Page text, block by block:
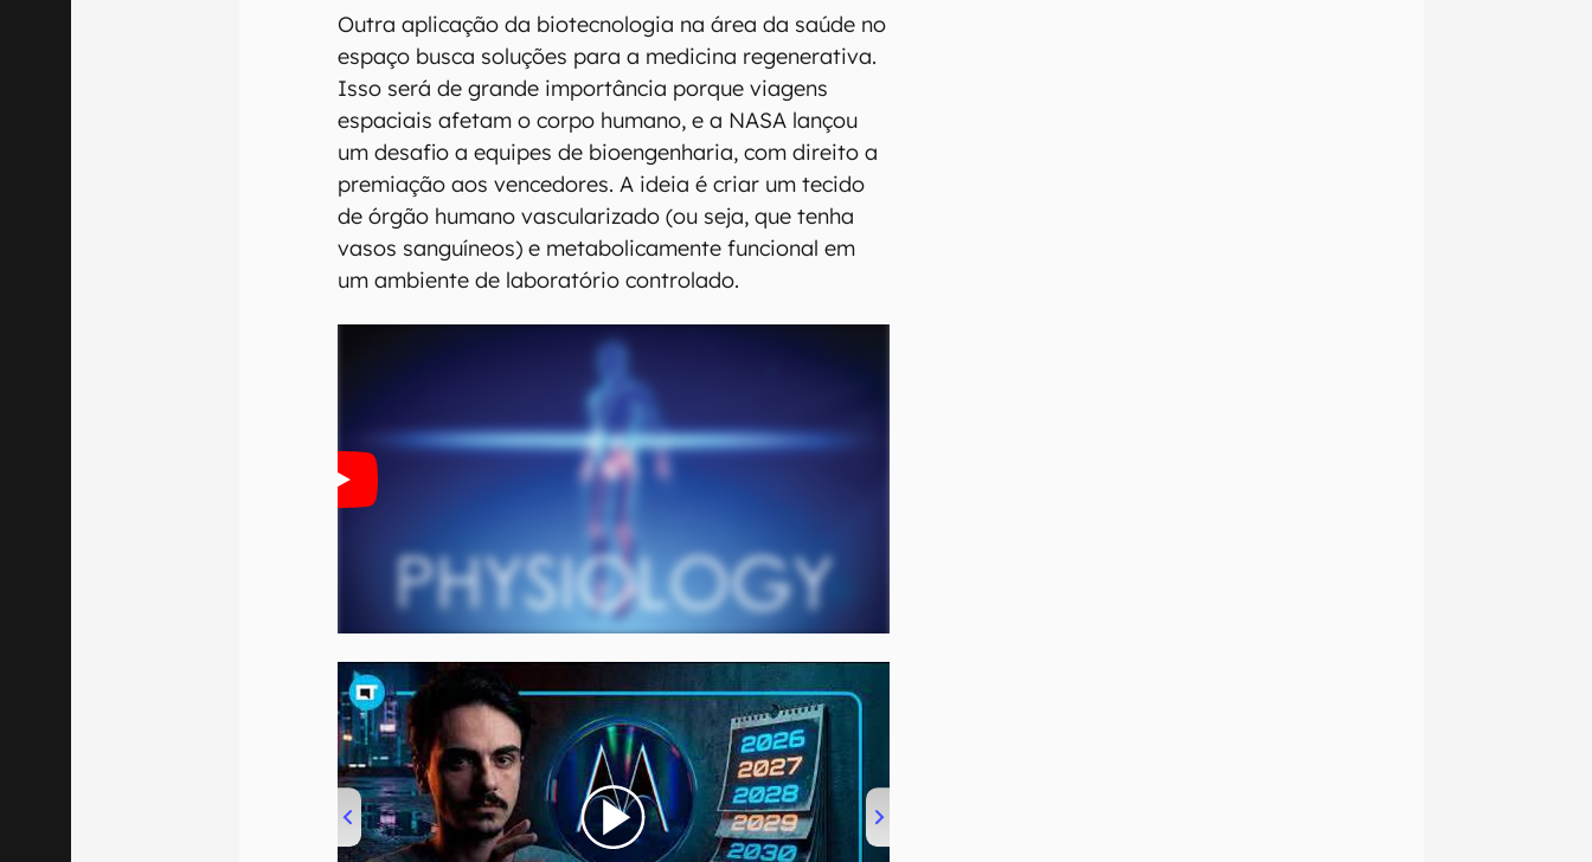
Outra aplicação da biotecnologia na área da saúde no
espaço busca soluções para a medicina regenerativa.
Isso será de grande importância porque viagens
espaciais afetam o corpo humano, e a NASA lançou
um desafio a equipes de bioengenharia, com direito a
premiação aos vencedores. A ideia é criar um tecido
de órgão humano vascularizado (ou seja, que tenha
vasos sanguíneos) e metabolicamente funcional em
um ambiente de laboratório controlado.